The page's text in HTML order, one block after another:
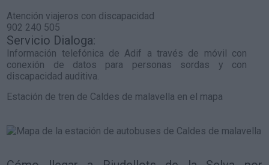
Atención viajeros con discapacidad
902 240 505
Servicio Dialoga:
Información telefónica de Adif a través de móvil con
conexión de datos para personas sordas y con
discapacidad auditiva.
Estación de tren de Caldes de malavella en el mapa